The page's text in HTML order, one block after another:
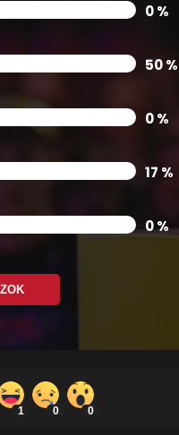
0 %
50 %
0 %
17 %
0 %
1 0 0